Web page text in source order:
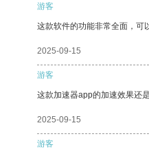
游客
这款软件的功能非常全面，可
2025-09-15
游客
这款加速器app的加速效果还
2025-09-15
游客